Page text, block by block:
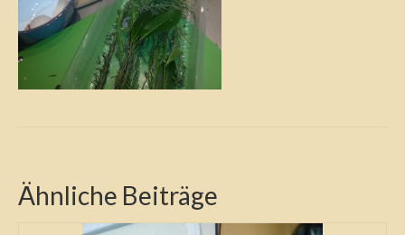
Ähnliche Beiträge